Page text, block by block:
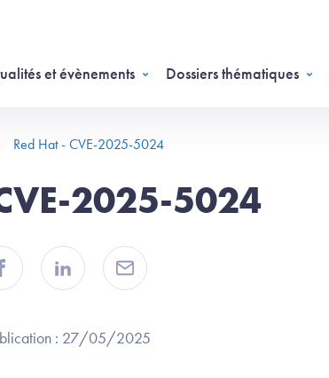
et évènements Dossiers thématiques
Red Hat - CVE-2025-5024
2025-5024
: 27/05/2025